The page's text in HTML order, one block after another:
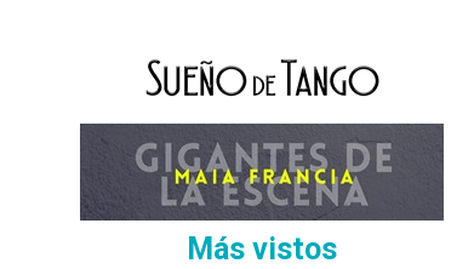
Más vistos